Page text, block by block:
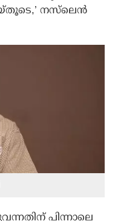
നസ്‌ലെന്‍
പിന്നാലെ